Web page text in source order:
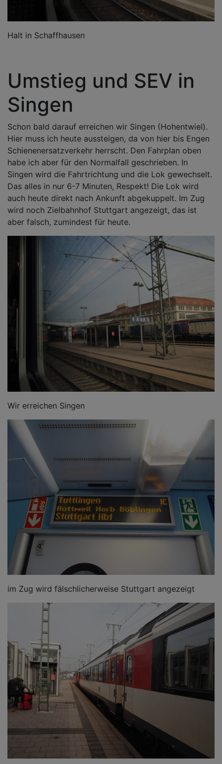
Halt in Schaffhausen
Umstieg und SEV in
Singen
Schon bald darauf erreichen wir Singen (Hohentwiel).
Hier muss ich heute aussteigen, da von hier bis Engen
Schienenersatzverkehr herrscht. Den Fahrplan oben
habe ich aber für den Normalfall geschrieben. In
Singen wird die Fahrtrichtung und die Lok gewechselt.
Das alles in nur 6-7 Minuten, Respekt! Die Lok wird
auch heute direkt nach Ankunft abgekuppelt. Im Zug
wird noch Zielbahnhof Stuttgart angezeigt, das ist
aber falsch, zumindest für heute.
Wir erreichen Singen
im Zug wird fälschlicherweise Stuttgart angezeigt